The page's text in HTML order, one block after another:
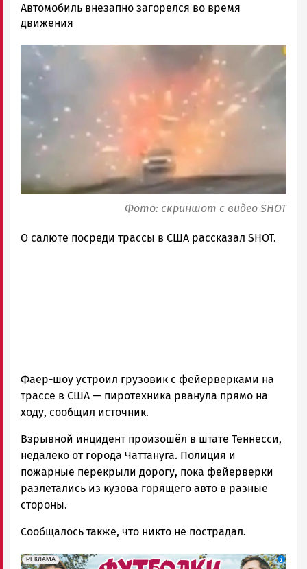
Наталья
Колоко…
Петрозаводска
Карелии
|
Петрозаводск
ГОВОРИТ
Автомобиль внезапно загорелся во время
движения
Image
Фото: скриншот с видео SHOT
О салюте посреди трассы в США рассказал SHOT.
Фаер-шоу устроил грузовик с фейерверками на
трассе в США — пиротехника рванула прямо на
ходу, сообщил источник.
Взрывной инцидент произошёл в штате Теннесси,
недалеко от города Чаттануга. Полиция и
пожарные перекрыли дорогу, пока фейерверки
разлетались из кузова горящего авто в разные
стороны.
Сообщалось также, что никто не пострадал.
erid: Pb3XmBtzt7qh4nNaikXnuHE1bzSb6Vb4eeL28Ue
РЕКЛАМА
Реклама